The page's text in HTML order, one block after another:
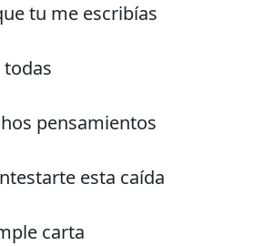
tu me escribías
todas
pensamientos
esta caída
carta